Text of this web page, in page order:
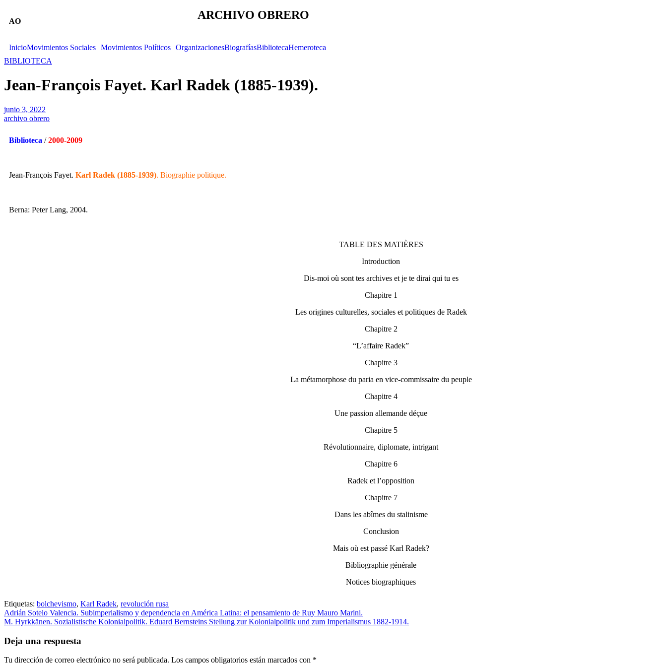
AO ARCHIVO OBRERO
InicioMovimientos Sociales Movimientos Políticos OrganizacionesBiografíasBibliotecaHemeroteca
BIBLIOTECA
Jean-François Fayet. Karl Radek (1885-1939).
junio 3, 2022
archivo obrero
Biblioteca /2000-2009
Jean-François Fayet. Karl Radek (1885-1939). Biographie politique.
Berna: Peter Lang, 2004.
TABLE DES MATIÈRES
Introduction
Dis-moi où sont tes archives et je te dirai qui tu es
Chapitre 1
Les origines culturelles, sociales et politiques de Radek
Chapitre 2
“L’affaire Radek”
Chapitre 3
La métamorphose du paria en vice-commissaire du peuple
Chapitre 4
Une passion allemande déçue
Chapitre 5
Révolutionnaire, diplomate, intrigant
Chapitre 6
Radek et l’opposition
Chapitre 7
Dans les abîmes du stalinisme
Conclusion
Mais où est passé Karl Radek?
Bibliographie générale
Notices biographiques
Etiquetas: bolchevismo, Karl Radek, revolución rusa
Adrián Sotelo Valencia. Subimperialismo y dependencia en América Latina: el pensamiento de Ruy Mauro Marini.
M. Hyrkkänen. Sozialistische Kolonialpolitik. Eduard Bernsteins Stellung zur Kolonialpolitik und zum Imperialismus 1882-1914.
Deja una respuesta
Tu dirección de correo electrónico no será publicada. Los campos obligatorios están marcados con *